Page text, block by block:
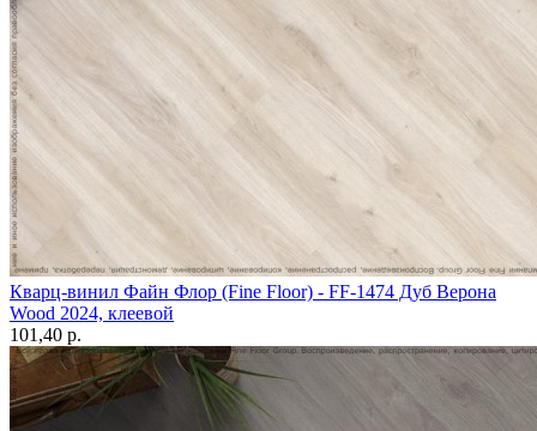
Кварц-винил Файн Флор (Fine Floor) - FF-1474 Дуб Верона
Wood 2024, клеевой
101,40 p.